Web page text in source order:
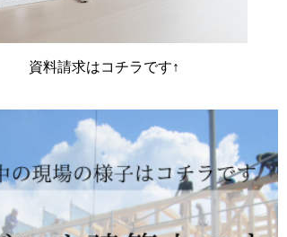
資料請求はコチラです↑